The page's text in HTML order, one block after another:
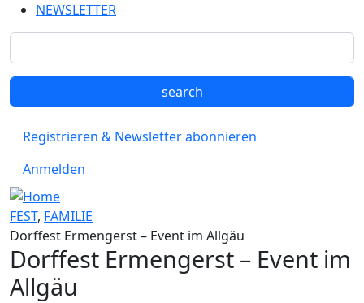
NEWSLETTER
Registrieren & Newsletter abonnieren
Anmelden
FEST, FAMILIE
Dorffest Ermengerst – Event im Allgäu
Dorffest Ermengerst – Event im
Allgäu